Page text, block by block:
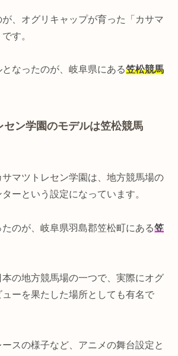
、オグリキャップが育った「カサマ
す。
なったのが、岐阜県にある笠松競馬
セン学園のモデルは笠松競馬
マツトレセン学園は、地方競馬場の
ーという設定になっています。
のが、岐阜県羽島郡笠松町にある笠
の地方競馬場の一つで、実際にオグ
ューを果たした場所としても有名で
スの様子など、アニメの舞台設定と